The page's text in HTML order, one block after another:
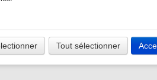
de Twitter sont utilisés sur notre site
la politique de confidentialité de
twitter-cookies
Tout sélectionner